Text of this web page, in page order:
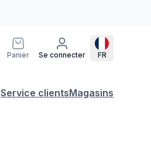
Panier Se connecter FR
Service clientsMagasins